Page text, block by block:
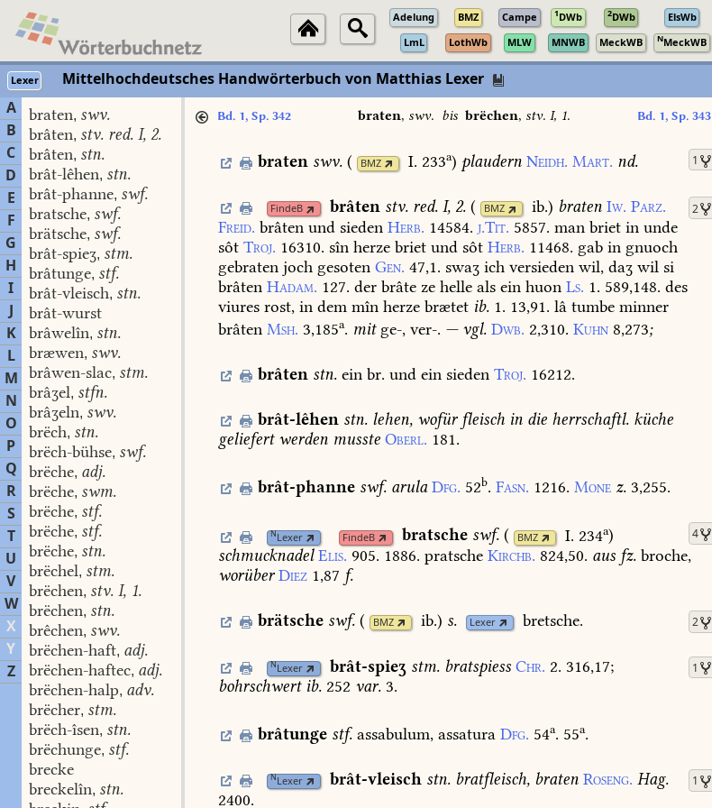
Adelung BMZ Campe 1DWb 2DWb ElsWb
LmL
LothWb MLW MNWB MeckWB NMeckWB
Lexer Mittelhochdeutsches Handwörterbuch von Matthias Lexer
A
B
C
D
E
F
G
H
I
J
K
L
M
N
O
P
Q
R
S
T
U
V
W
X
Y
Z
braten, swv.
brâten, stv. red. I, 2.
brâten, stn.
brât-lêhen, stn.
brât-phanne, swf.
bratsche, swf.
brätsche, swf.
brât-spieʒ, stm.
brâtunge, stf.
brât-vleisch, stn.
brât-wurst
brâwelîn, stn.
bræwen, swv.
brâwen-slac, stm.
brâʒel, stfn.
brâʒeln, swv.
brëch, stn.
brëch-bühse, swf.
brëche, adj.
brëche, swm.
brëche, stf.
brëche, stf.
brëche, stn.
brëchel, stm.
brëchen, stv. I, 1.
brëchen, stn.
brêchen, swv.
brëchen-haft, adj.
brëchen-haftec, adj.
brëchen-halp, adv.
brëcher, stm.
brëch-îsen, stn.
brëchunge, stf.
brecke
breckelîn, stn.
Bd. 1, Sp. 342 braten, swv. bis brëchen, stv. I, 1. Bd. 1, Sp. 343
1
braten swv. ( BMZ I. 233a) plaudern Neidh. Mart. nd.
2
FindeB brâten stv. red. I, 2. ( BMZ ib.) braten Iw. Parz.
Freid. brâten und sieden Herb. 14584. j.Tit. 5857. man briet in unde
sôt Troj. 16310. sîn herze briet und sôt Herb. 11468. gab in gnuoch
gebraten joch gesoten Gen. 47,1. swaʒ ich versieden wil, daʒ wil si
brâten Hadam. 127. der brâte ze helle als ein huon Ls. 1. 589,148. des
viures rost, in dem mîn herze brætet ib. 1. 13,91. lâ tumbe minner
brâten Msh. 3,185a. mitge-, ver-. — vgl. Dwb. 2,310. Kuhn 8,273;
brâten stn. einbr. undeinsieden Troj. 16212.
brât-lêhen stn. lehen,wofürfleischindieherrschaftl.küche
geliefertwerden musste Oberl. 181.
brât-phanne swf. arula Dfg. 52b. Fasn. 1216. Mone z. 3,255.
4
NLexer FindeB bratsche swf. ( BMZ I. 234a)
schmucknadel Elis. 905. 1886. pratsche Kirchb. 824,50. aus fz. broche,
worüber Diez 1,87 f.
2
brätsche swf. ( BMZ ib.) s. Lexer bretsche.
1
NLexer brât-spieʒ stm. bratspiess Chr. 2. 316,17;
bohrschwert ib. 252 var. 3.
brâtunge stf. assabulum,assatura Dfg. 54a. 55a.
1
NLexer brât-vleisch stn. bratfleisch, braten Roseng. Hag.
2400.